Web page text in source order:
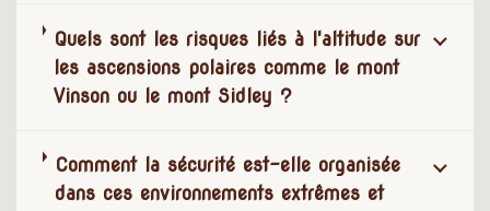
Quels sont les risques liés à l'altitude sur
les ascensions polaires comme le mont
Vinson ou le mont Sidley ?
Comment la sécurité est-elle organisée
dans ces environnements extrêmes et